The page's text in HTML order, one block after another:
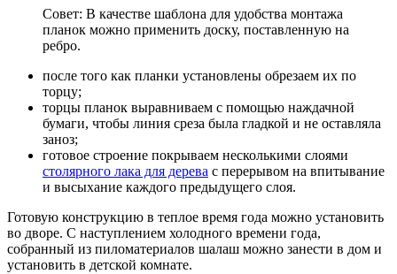
Совет: В качестве шаблона для удобства монтажа
планок можно применить доску, поставленную на
ребро.
после того как планки установлены обрезаем их по
торцу;
торцы планок выравниваем с помощью наждачной
бумаги, чтобы линия среза была гладкой и не оставляла
заноз;
готовое строение покрываем несколькими слоями
столярного лака для дерева с перерывом на впитывание
и высыхание каждого предыдущего слоя.
Готовую конструкцию в теплое время года можно установить
во дворе. С наступлением холодного времени года,
собранный из пиломатериалов шалаш можно занести в дом и
установить в детской комнате.